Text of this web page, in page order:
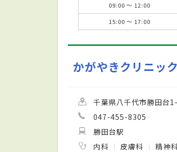
09:00 ～ 12:00
15:00 ～ 17:00
かがやきクリニッ
千葉県八千代市勝田台
047-455-8305
勝田台駅
内科
皮膚科 精神